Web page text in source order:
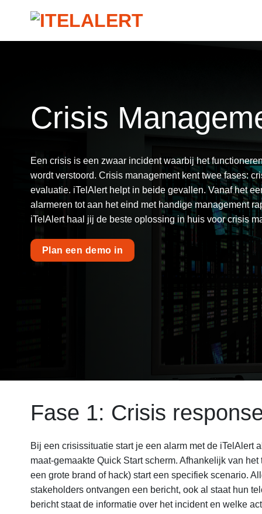
Crisis
Een crisis is een zwaar incident waarbij het
wordt verstoord. Crisis management kent twee fases:
evaluatie. iTelAlert helpt in beide gevallen. Vanaf het
alarmeren tot aan het eind met handige management
iTelAlert haal jij de beste oplossing in huis voor crisis
Plan een demo in
Fase 1: Crisis
Bij een crisissituatie start je een alarm met de iTelAlert
maat-gemaakte Quick Start scherm. Afhankelijk van
een grote brand of hack) start een specifiek scenario.
stakeholders ontvangen een bericht, ook al staat hun
bericht staat de informatie over het incident en welke